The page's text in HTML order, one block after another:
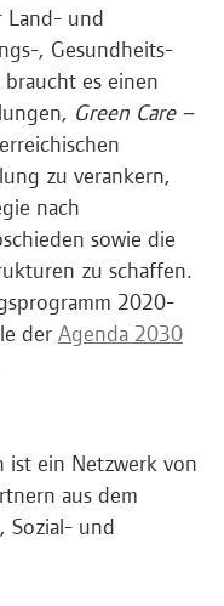
Land- und
, Gesundheits-
es einen
Green Care –
zu verankern,
nach
sowie die
zu schaffen.
2020-
der Agenda 2030
ist ein Netzwerk von
aus dem
Sozial- und